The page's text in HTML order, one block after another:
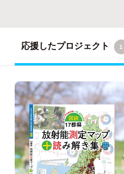
応援したプロジェクト 1